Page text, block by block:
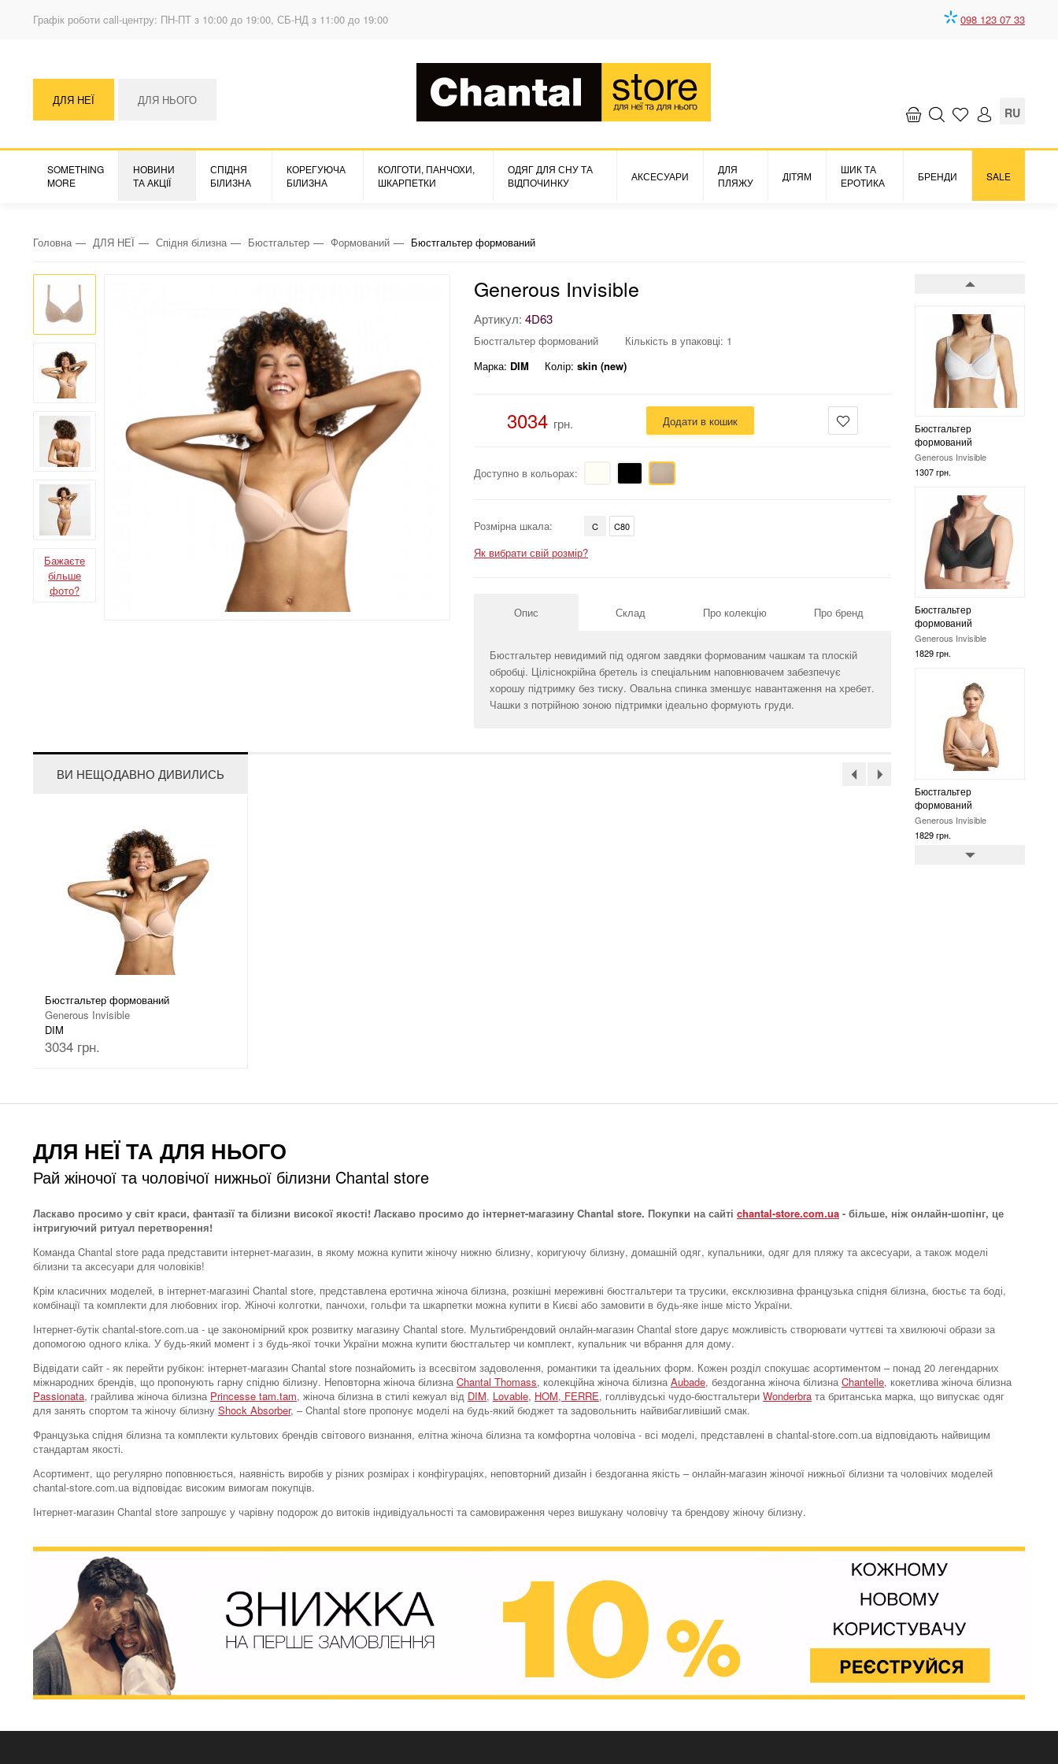
Графік роботи call-центру: ПН-ПТ з 10:00 до 19:00, СБ-НД з 11:00 до 19:00 098 123 07 33
ДЛЯ НЕЇ ДЛЯ НЬОГО
RU
SOMETHING
MORE
НОВИНИ
ТА АКЦІЇ
СПІДНЯ
БІЛИЗНА
КОРЕГУЮЧА
БІЛИЗНА
КОЛГОТИ, ПАНЧОХИ,
ШКАРПЕТКИ
ОДЯГ ДЛЯ СНУ ТА
ВІДПОЧИНКУ
АКСЕСУАРИ
ДЛЯ
ПЛЯЖУ
ДІТЯМ
ШИК ТА
ЕРОТИКА
БРЕНДИ SALE
Головна ДЛЯ НЕЇ Спідня білизна Бюстгальтер Формований Бюстгальтер формований
Бюстгальтер
формований
Generous Invisible
1307 грн.
Бюстгальтер
формований
Generous Invisible
1829 грн.
Бюстгальтер
формований
Generous Invisible
1829 грн.
Бажаєте
більше
фото?
Generous Invisible
Артикул: 4D63
Бюстгальтер формований
Кількість в упаковці: 1
Марка: DIM Колір: skin (new)
3034 грн. Додати в кошик
Доступно в кольорах:
Розмірна шкала: C C80
Як вибрати свій розмір?
Опис Склад Про колекцію Про бренд
Бюстгальтер невидимий під одягом завдяки формованим чашкам та плоскій
обробці. Ціліснокрійна бретель із спеціальним наповнювачем забезпечує
хорошу підтримку без тиску. Овальна спинка зменшує навантаження на хребет.
Чашки з потрійною зоною підтримки ідеально формують груди.
ВИ НЕЩОДАВНО ДИВИЛИСЬ
Бюстгальтер формований
Generous Invisible
DIM
3034 грн.
ДЛЯ НЕЇ ТА ДЛЯ НЬОГО
Рай жіночої та чоловічої нижньої білизни Chantal store
Ласкаво просимо у світ краси, фантазії та білизни високої якості! Ласкаво просимо до інтернет-магазину Chantal store. Покупки на сайті chantal-store.com.ua - більше, ніж онлайн-шопінг, це
інтригуючий ритуал перетворення!
Команда Chantal store рада представити інтернет-магазин, в якому можна купити жіночу нижню білизну, коригуючу білизну, домашній одяг, купальники, одяг для пляжу та аксесуари, а також моделі
білизни та аксесуари для чоловіків!
Крім класичних моделей, в інтернет-магазині Chantal store, представлена ​​еротична жіноча білизна, розкішні мереживні бюстгальтери та трусики, ексклюзивна французька спідня білизна, бюстьє та боді,
комбінації та комплекти для любовних ігор. Жіночі колготки, панчохи, гольфи та шкарпетки можна купити в Києві або замовити в будь-яке інше місто України.
Інтернет-бутік chantal-store.com.ua - це закономірний крок розвитку магазину Chantal store. Мультибрендовий онлайн-магазин Chantal store дарує можливість створювати чуттєві та хвилюючі образи за
допомогою одного кліка. У будь-який момент і з будь-якої точки України можна купити бюстгальтер чи комплект, купальник чи вбрання для дому.
Відвідати сайт - як перейти рубікон: інтернет-магазин Chantal store познайомить із всесвітом задоволення, романтики та ідеальних форм. Кожен розділ спокушає асортиментом – понад 20 легендарних
міжнародних брендів, що пропонують гарну спідню білизну. Неповторна жіноча білизнаChantal Thomass, колекційна жіноча білизнаAubade, бездоганна жіноча білизнаChantelle, кокетлива жіноча білизна
Passionata, грайлива жіноча білизна Princesse tam.tam, жіноча білизна в стилі кежуал від DIM, Lovable, HOM, FERRE, голлівудські чудо-бюстгальтери Wonderbra та британська марка, що випускає одяг
для занять спортом та жіночу білизну Shock Absorber, – Chantal store пропонує моделі на будь-який бюджет та задовольнить найвибагливіший смак.
Французька спідня білизна та комплекти культових брендів світового визнання, елітна жіноча білизна та комфортна чоловіча - всі моделі, представлені в chantal-store.com.ua відповідають найвищим
стандартам якості.
Асортимент, що регулярно поповнюється, наявність виробів у різних розмірах і конфігураціях, неповторний дизайн і бездоганна якість – онлайн-магазин жіночої нижньої білизни та чоловічих моделей
chantal-store.com.ua відповідає високим вимогам покупців.
Інтернет-магазин Chantal store запрошує у чарівну подорож до витоків індивідуальності та самовираження через вишукану чоловічу та брендову жіночу білизну.